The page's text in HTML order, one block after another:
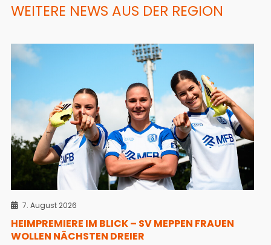
WEITERE NEWS AUS DER REGION
7. August 2026
HEIMPREMIERE IM BLICK – SV MEPPEN FRAUEN
WOLLEN NÄCHSTEN DREIER